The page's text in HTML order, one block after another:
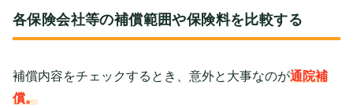
各保険会社等の補償範囲や保険料を比較する
補償内容をチェックするとき、意外と大事なのが通院補
償。